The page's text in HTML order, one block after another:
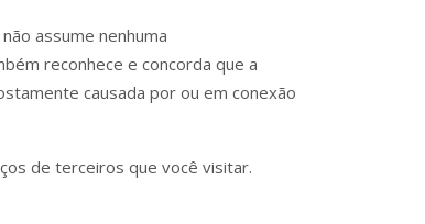
assume nenhuma
reconhece e concorda que a
causada por ou em conexão
de terceiros que você visitar.